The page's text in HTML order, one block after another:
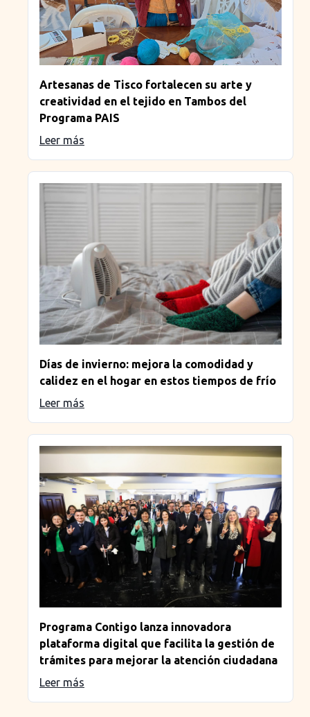
Artesanas de Tisco fortalecen su arte y
creatividad en el tejido en Tambos del
Programa PAIS
Leer más
Días de invierno: mejora la comodidad y
calidez en el hogar en estos tiempos de frío
Leer más
Programa Contigo lanza innovadora
plataforma digital que facilita la gestión de
trámites para mejorar la atención ciudadana
Leer más